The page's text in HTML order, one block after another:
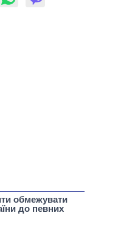
обмежувати
до певних